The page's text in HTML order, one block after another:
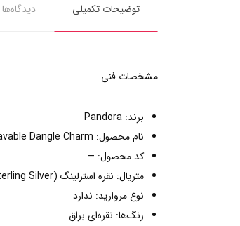
توضیحات تکمیلی دیدگاه‌ها
مشخصات فنی
برند: Pandora
نام محصول: Disney Mickey Mouse Engravable Dangle Charm
کد محصول: —
متریال: نقره استرلینگ (Sterling Silver)
نوع مروارید: ندارد
رنگ‌ها: نقره‌ای براق